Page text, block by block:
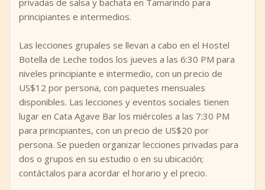
privadas de salsa y bachata en Tamarindo para
principiantes e intermedios.
Las lecciones grupales se llevan a cabo en el Hostel
Botella de Leche todos los jueves a las 6:30 PM para
niveles principiante e intermedio, con un precio de
US$12 por persona, con paquetes mensuales
disponibles. Las lecciones y eventos sociales tienen
lugar en Cata Agave Bar los miércoles a las 7:30 PM
para principiantes, con un precio de US$20 por
persona. Se pueden organizar lecciones privadas para
dos o grupos en su estudio o en su ubicación;
contáctalos para acordar el horario y el precio.